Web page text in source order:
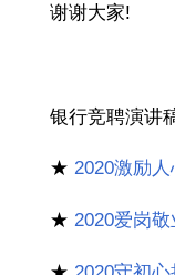
谢谢大家!
银行竞聘演讲
★2020激励
★2020爱岗